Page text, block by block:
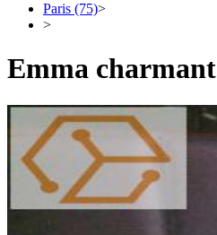
Paris (75)>
>
Emma charmant